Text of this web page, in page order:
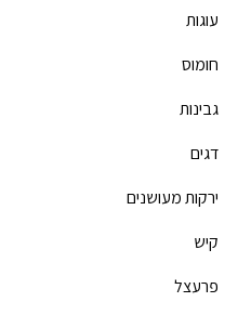
עוגות
חומוס
גבינות
דגים
ירקות מעושנים
קיש
פרעצל